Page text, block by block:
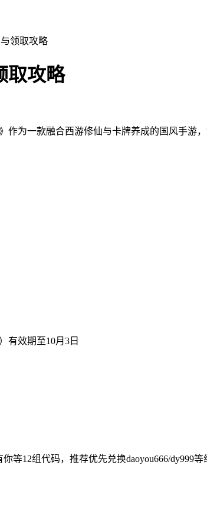
领取攻略
取攻略
》作为一款融合西游修仙与卡牌养成的国风手
有效期至10月3日
等12组代码，推荐优先兑换daoyou666/dy999等